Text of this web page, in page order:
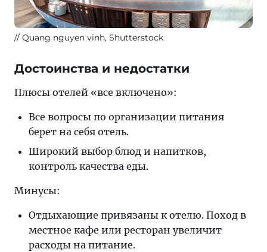
Quang nguyen vinh, Shutterstock
Достоинства и недостатки
Плюсы отелей «все включено»:
Все вопросы по организации питания
берет на себя отель.
Широкий выбор блюд и напитков,
контроль качества еды.
Минусы:
Отдыхающие привязаны к отелю. Поход в
местное кафе или ресторан увеличит
расходы на питание.